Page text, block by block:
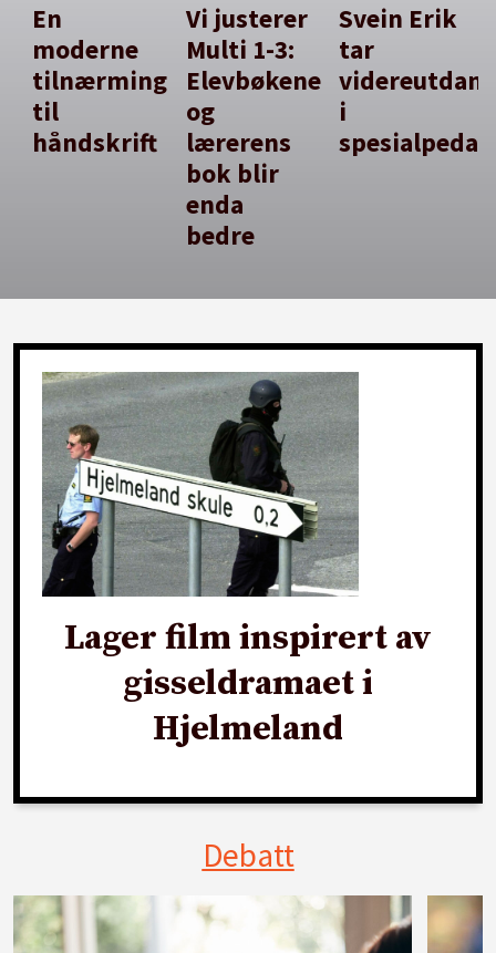
En
moderne
tilnærming
til
håndskrift
Vi justerer
Multi 1-3:
Elevbøkene
og
lærerens
bok blir
enda
bedre
Svein Erik
tar
i
Lager film inspirert av
gisseldramaet i
Hjelmeland
Debatt